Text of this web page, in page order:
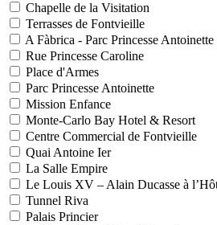
Chapelle de la Visitation
Terrasses de Fontvieille
A Fàbrica - Parc Princesse Antoinette
Rue Princesse Caroline
Place d'Armes
Parc Princesse Antoinette
Mission Enfance
Monte-Carlo Bay Hotel & Resort
Centre Commercial de Fontvieille
Quai Antoine Ier
La Salle Empire
Le Louis XV – Alain Ducasse à
Tunnel Riva
Palais Princier